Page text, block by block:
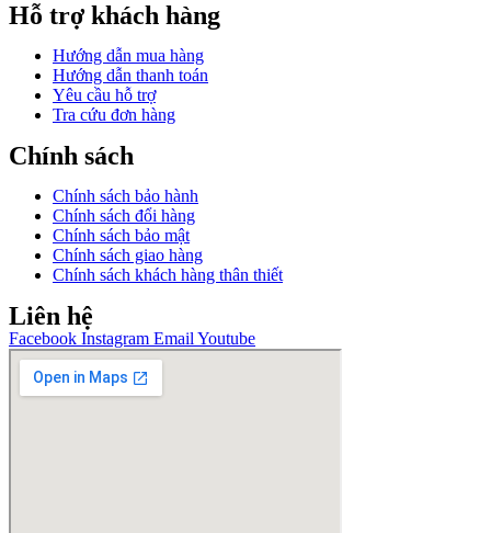
Hỗ trợ khách hàng
Hướng dẫn mua hàng
Hướng dẫn thanh toán
Yêu cầu hỗ trợ
Tra cứu đơn hàng
Chính sách
Chính sách bảo hành
Chính sách đổi hàng
Chính sách bảo mật
Chính sách giao hàng
Chính sách khách hàng thân thiết
Liên hệ
Facebook Instagram Email Youtube